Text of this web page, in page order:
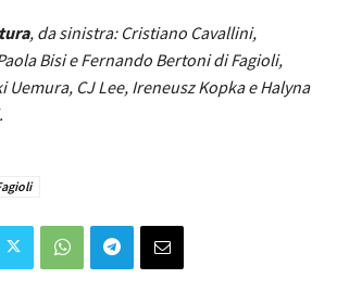
, da sinistra: Cristiano Cavallini,
Bisi e Fernando Bertoni di Fagioli,
Uemura, CJ Lee, Ireneusz Kopka e Halyna